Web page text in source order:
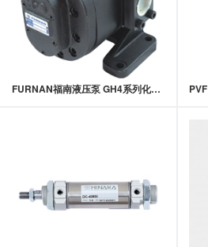
FURNAN福南液压泵 GH4系列化工(PU)计量泵 PVF